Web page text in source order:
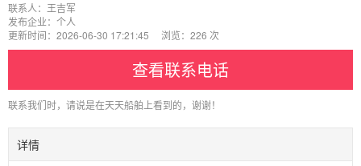
联系人：王吉军
发布企业：个人
更新时间：2026-06-30 17:21:45 浏览：226 次
查看联系电话
联系我们时，请说是在天天船舶上看到的，谢谢！
详情